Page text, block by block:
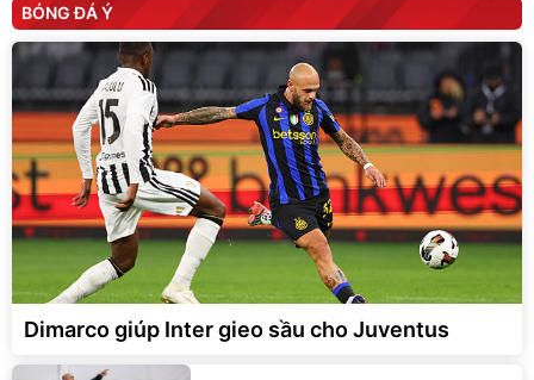
BÓNG ĐÁ Ý
Dimarco giúp Inter gieo sầu cho Juventus